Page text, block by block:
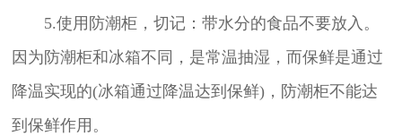
5.使用防潮柜，切记：带水分的食品不要放入。
因为防潮柜和冰箱不同，是常温抽湿，而保鲜是通过
降温实现的(冰箱通过降温达到保鲜)，防潮柜不能达
到保鲜作用。